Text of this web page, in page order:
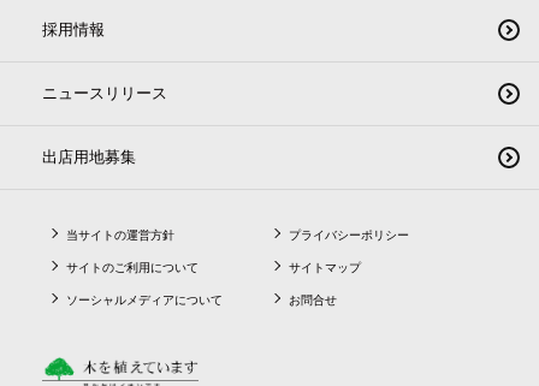
採用情報
ニュースリリース
出店用地募集
当サイトの運営方針
サイトのご利用について
ソーシャルメディアについて
プライバシーポリシー
サイトマップ
お問合せ